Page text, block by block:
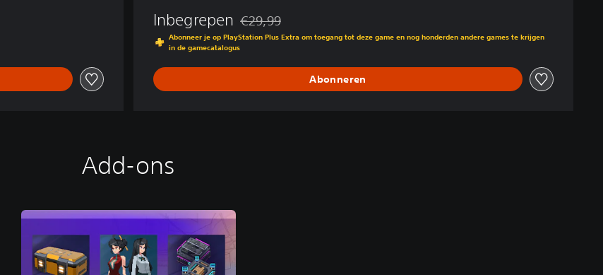
Inbegrepen Korting ten opzichte van de oorspronkelijke prijs van €29,99
€29,99
Abonneer je op PlayStation Plus Extra om toegang tot deze game en nog honderden andere games te krijgen
in de gamecatalogus
Abonneren
Add-ons